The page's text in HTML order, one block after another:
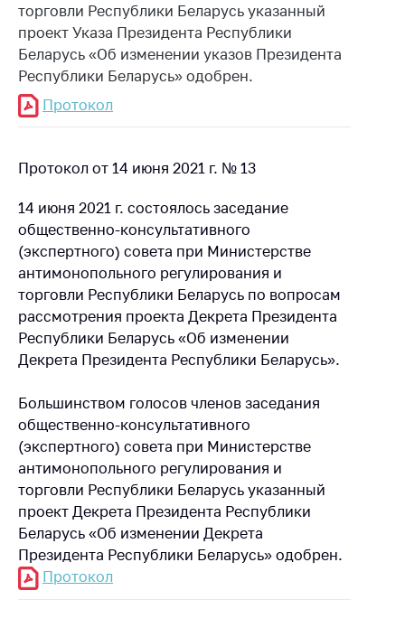
торговли Республики Беларусь указанный
проект Указа Президента Республики
Беларусь «Об изменении указов Президента
Республики Беларусь» одобрен.
Протокол
Протокол от 14 июня 2021 г. № 13
14 июня 2021 г. состоялось заседание
общественно-консультативного
(экспертного) совета при Министерстве
антимонопольного регулирования и
торговли Республики Беларусь по вопросам
рассмотрения проекта Декрета Президента
Республики Беларусь «Об изменении
Декрета Президента Республики Беларусь».
Большинством голосов членов заседания
общественно-консультативного
(экспертного) совета при Министерстве
антимонопольного регулирования и
торговли Республики Беларусь указанный
проект Декрета Президента Республики
Беларусь «Об изменении Декрета
Президента Республики Беларусь» одобрен.
Протокол